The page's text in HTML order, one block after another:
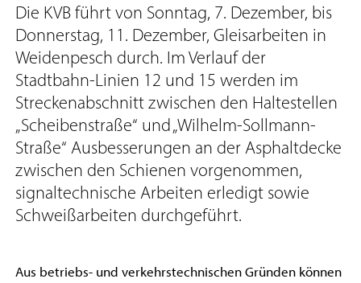
Die KVB führt von Sonntag, 7. Dezember, bis
Donnerstag, 11. Dezember, Gleisarbeiten in
Weidenpesch durch. Im Verlauf der
Stadtbahn-Linien 12 und 15 werden im
Streckenabschnitt zwischen den Haltestellen
„Scheibenstraße“ und „Wilhelm-Sollmann-
Straße“ Ausbesserungen an der Asphaltdecke
zwischen den Schienen vorgenommen,
signaltechnische Arbeiten erledigt sowie
Schweißarbeiten durchgeführt.
Aus betriebs- und verkehrstechnischen Gründen können